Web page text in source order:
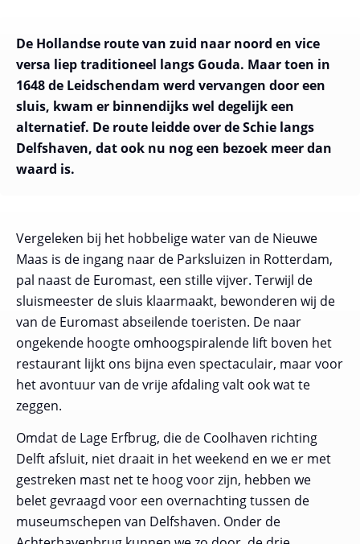
De Hollandse route van zuid naar noord en vice
versa liep traditioneel langs Gouda. Maar toen in
1648 de Leidschendam werd vervangen door een
sluis, kwam er binnendijks wel degelijk een
alternatief. De route leidde over de Schie langs
Delfshaven, dat ook nu nog een bezoek meer dan
waard is.
Vergeleken bij het hobbelige water van de Nieuwe
Maas is de ingang naar de Parksluizen in Rotterdam,
pal naast de Euromast, een stille vijver. Terwijl de
sluismeester de sluis klaarmaakt, bewonderen wij de
van de Euromast abseilende toeristen. De naar
ongekende hoogte omhoogspiralende lift boven het
restaurant lijkt ons bijna even spectaculair, maar voor
het avontuur van de vrije afdaling valt ook wat te
zeggen.
Omdat de Lage Erfbrug, die de Coolhaven richting
Delft afsluit, niet draait in het weekend en we er met
gestreken mast net te hoog voor zijn, hebben we
belet gevraagd voor een overnachting tussen de
museumschepen van Delfshaven. Onder de